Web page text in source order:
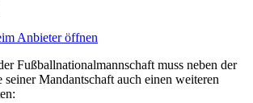
Anbieter öffnen
Fußballnationalmannschaft muss neben der
seiner Mandantschaft auch einen weiteren